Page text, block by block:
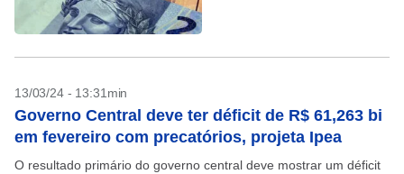
13/03/24 - 13:31min
Governo Central deve ter déficit de R$ 61,263 bi
em fevereiro com precatórios, projeta Ipea
O resultado primário do governo central deve mostrar um déficit